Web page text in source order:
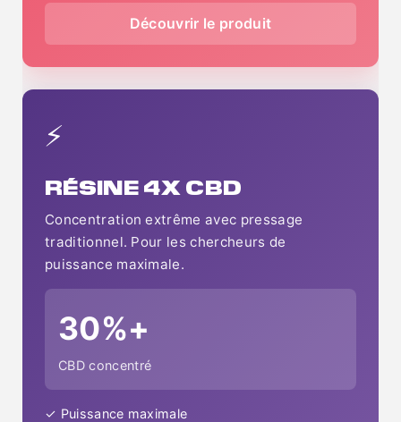
Découvrir le produit
⚡
RÉSINE 4X CBD
Concentration extrême avec pressage
traditionnel. Pour les chercheurs de
puissance maximale.
30%+
CBD concentré
✓ Puissance maximale